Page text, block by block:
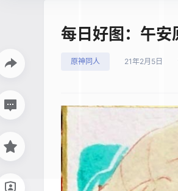
每日好图：午
原神同人 21年2月5日